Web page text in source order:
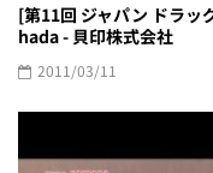
[第11回 ジャパン ドラッ
hada - 貝印株式会社
2011/03/11